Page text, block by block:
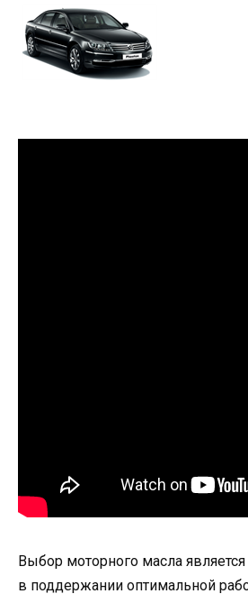
Выбор моторного масла
в поддержании оптимальной